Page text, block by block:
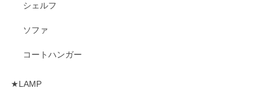
シェルフ
ソファ
コートハンガー
★LAMP